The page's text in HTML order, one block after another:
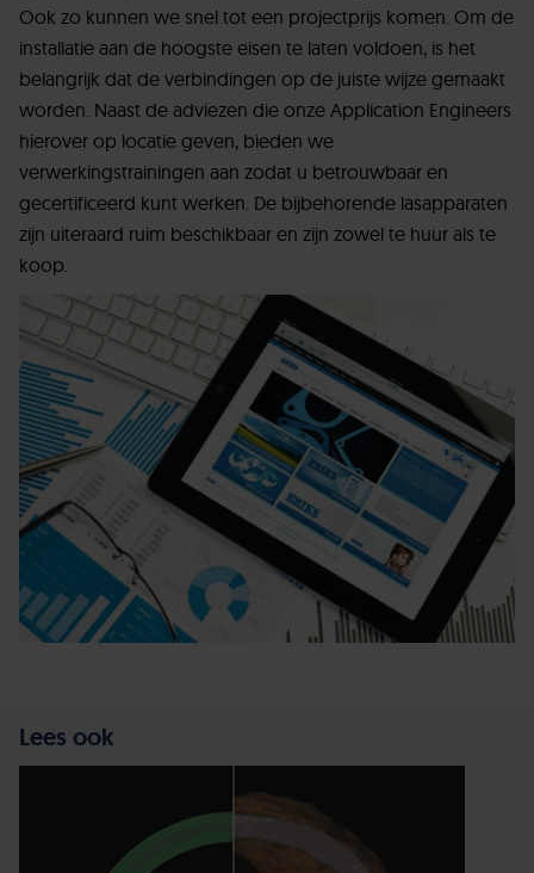
Ook zo kunnen we snel tot een projectprijs komen. Om de
installatie aan de hoogste eisen te laten voldoen, is het
belangrijk dat de verbindingen op de juiste wijze gemaakt
worden. Naast de adviezen die onze Application Engineers
hierover op locatie geven, bieden we
verwerkingstrainingen aan zodat u betrouwbaar en
gecertificeerd kunt werken. De bijbehorende lasapparaten
zijn uiteraard ruim beschikbaar en zijn zowel te huur als te
koop.
Lees ook